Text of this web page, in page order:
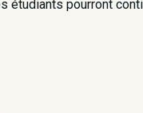
pourront